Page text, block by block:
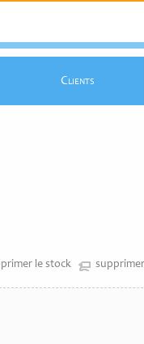
Clients
le stock